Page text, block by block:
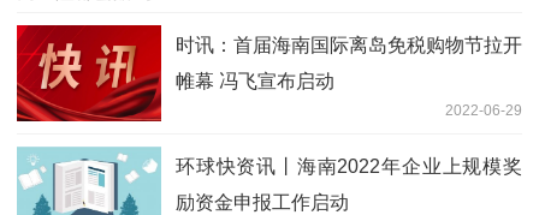
时讯：首届海南国际离岛免税购物节拉开
帷幕 冯飞宣布启动
2022-06-29
环球快资讯丨海南2022年企业上规模奖
励资金申报工作启动